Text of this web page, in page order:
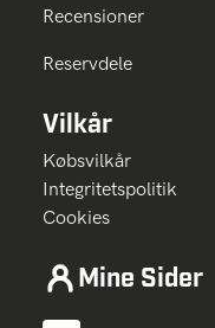
Recensioner
Reservdele
Vilkår
Købsvilkår
Integritetspolitik
Cookies
Mine Sider